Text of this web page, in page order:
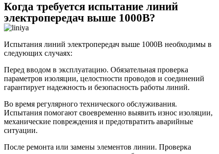
Когда требуется испытание линий
электропередач выше 1000В?
Испытания линий электропередач выше 1000В необходимы в
следующих случаях:
Перед вводом в эксплуатацию. Обязательная проверка
параметров изоляции, целостности проводов и соединений
гарантирует надежность и безопасность работы линий.
Во время регулярного технического обслуживания.
Испытания помогают своевременно выявить износ изоляции,
механические повреждения и предотвратить аварийные
ситуации.
После ремонта или замены элементов линии. Проверка